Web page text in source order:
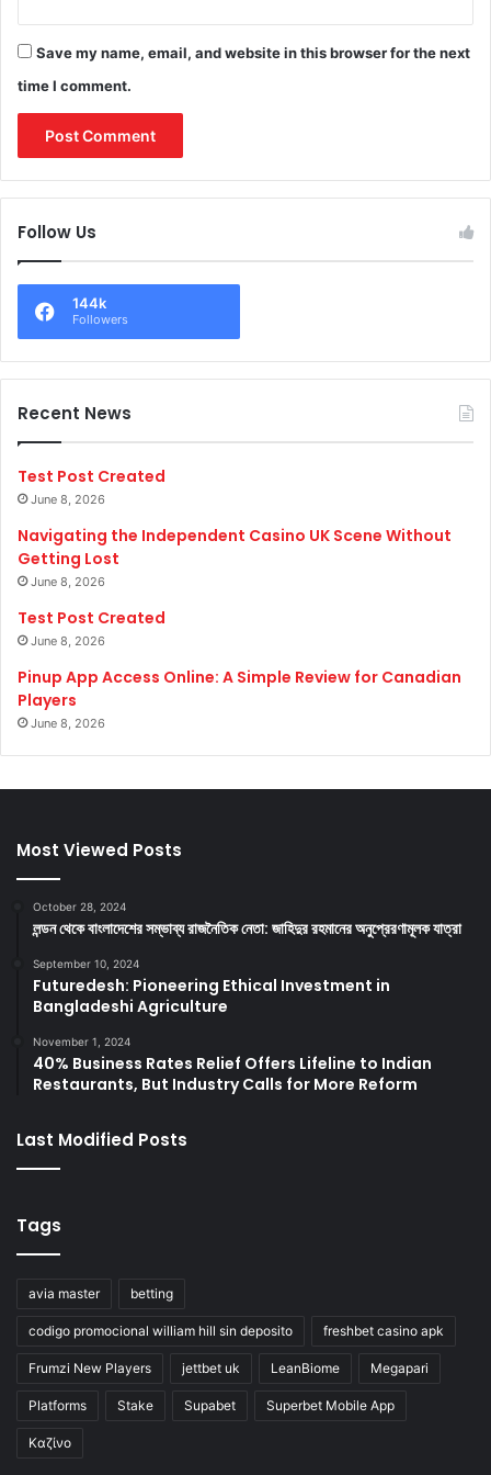
Save my name, email, and website in this browser for the next
time I comment.
Follow Us
144k
Followers
Recent News
Test Post Created
June 8, 2026
Navigating the Independent Casino UK Scene Without
Getting Lost
June 8, 2026
Test Post Created
June 8, 2026
Pinup App Access Online: A Simple Review for Canadian
Players
June 8, 2026
Most Viewed Posts
October 28, 2024
লন্ডন থেকে বাংলাদেশের সম্ভাব্য রাজনৈতিক নেতা: জাহিদুর রহমানের অনুপ্রেরণামূলক যাত্রা
September 10, 2024
Futuredesh: Pioneering Ethical Investment in
Bangladeshi Agriculture
November 1, 2024
40% Business Rates Relief Offers Lifeline to Indian
Restaurants, But Industry Calls for More Reform
Last Modified Posts
Tags
avia master betting
codigo promocional william hill sin deposito freshbet casino apk
Frumzi New Players jettbet uk LeanBiome Megapari
Platforms Stake Supabet Superbet Mobile App
Καζίνο